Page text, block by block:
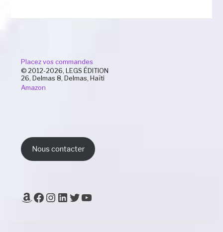
Placez vos commandes
© 2012-2026, LEGS ÉDITION
26, Delmas 8, Delmas, Haïti
Amazon
Nous contacter
Amazon
Facebook